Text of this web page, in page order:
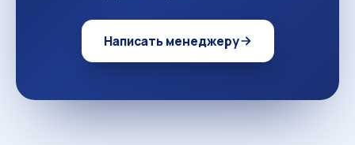
Написать менеджеру